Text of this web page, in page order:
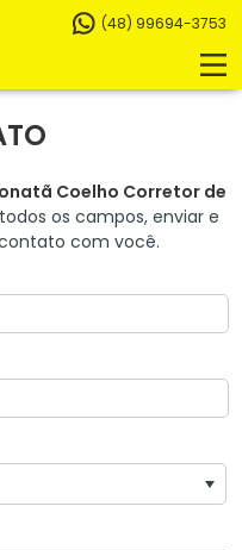
(48) 99694-3753
Coelho Corretor de
os campos, enviar e
com você.